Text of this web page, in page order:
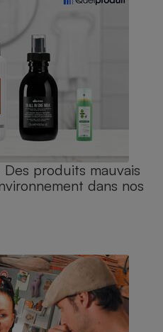
produits mauvais
dans nos